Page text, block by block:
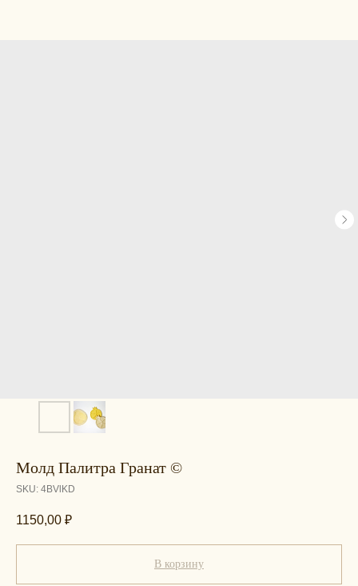
Молд Палитра Гранат ©
SKU: 4BVlKD
1150,00 ₽
В корзину